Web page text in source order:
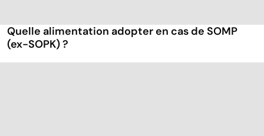
Quelle alimentation adopter en cas de SOMP
(ex-SOPK) ?